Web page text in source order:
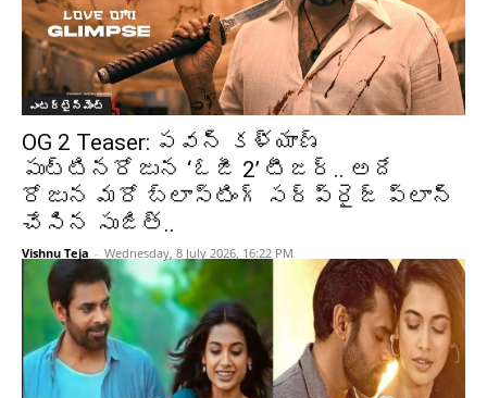
ఎంటర్టైన్మెంట్
OG 2 Teaser: పవన్ కళ్యాణ్
పుట్టినరోజున ‘ఓజీ 2’ టీజర్.. అదే
రోజున మరో బ్లాస్టింగ్ సర్ప్రైజ్ ప్లాన్
చేసిన సుజిత్..
Vishnu Teja - Wednesday, 8 July 2026, 16:22 PM